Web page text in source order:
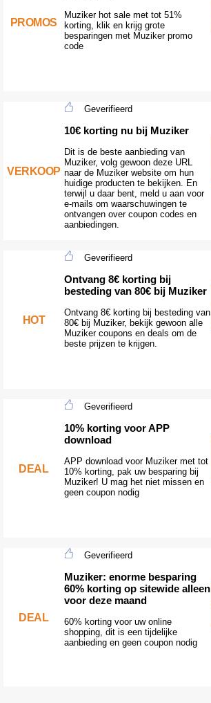
PROMOS
Muziker hot sale met tot 51%
korting, klik en krijg grote
besparingen met Muziker promo
code
VERKOOP
Geverifieerd
10€ korting nu bij Muziker
Dit is de beste aanbieding van
Muziker, volg gewoon deze URL
naar de Muziker website om hun
huidige producten te bekijken. En
terwijl u daar bent, meld u aan voor
e-mails om waarschuwingen te
ontvangen over coupon codes en
aanbiedingen.
HOT
Geverifieerd
Ontvang 8€ korting bij
besteding van 80€ bij Muziker
Ontvang 8€ korting bij besteding van
80€ bij Muziker, bekijk gewoon alle
Muziker coupons en deals om de
beste prijzen te krijgen.
DEAL
Geverifieerd
10% korting voor APP
download
APP download voor Muziker met tot
10% korting, pak uw besparing bij
Muziker! U mag het niet missen en
geen coupon nodig
DEAL
Geverifieerd
Muziker: enorme besparing
60% korting op sitewide alleen
voor deze maand
60% korting voor uw online
shopping, dit is een tijdelijke
aanbieding en geen coupon nodig